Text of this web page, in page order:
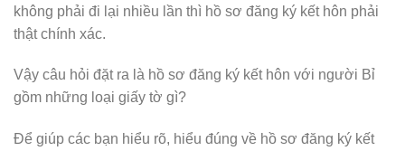
không phải đi lại nhiều lần thì hồ sơ đăng ký kết hôn phải
thật chính xác.
Vậy câu hỏi đặt ra là hồ sơ đăng ký kết hôn với người Bỉ
gồm những loại giấy tờ gì?
Để giúp các bạn hiểu rõ, hiểu đúng về hồ sơ đăng ký kết